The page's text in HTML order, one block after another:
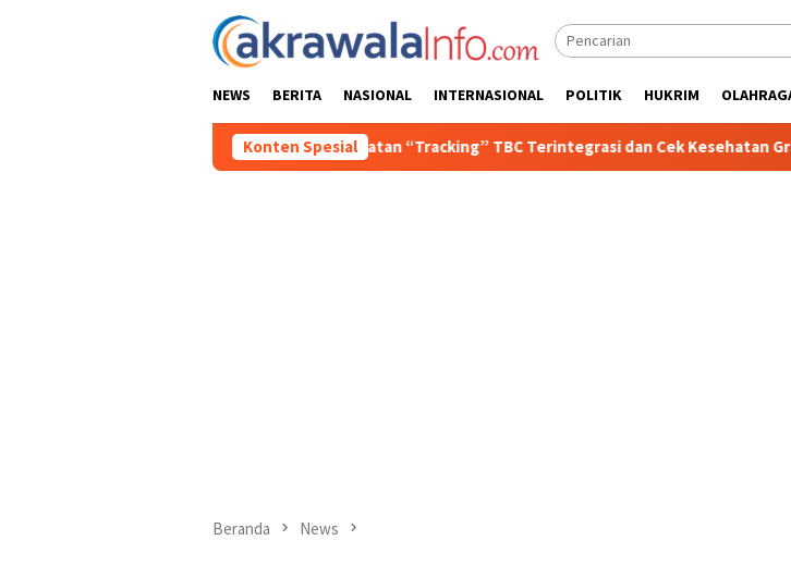
NEWS BERITA NASIONAL INTERNASIONAL POLITIK HUKRIM
Konten Spesial
Ashrawi Imran Buka Kegiatan “Tracking” TBC Terintegrasi dan Cek Kesehatan Gratis Polisi
Beranda News